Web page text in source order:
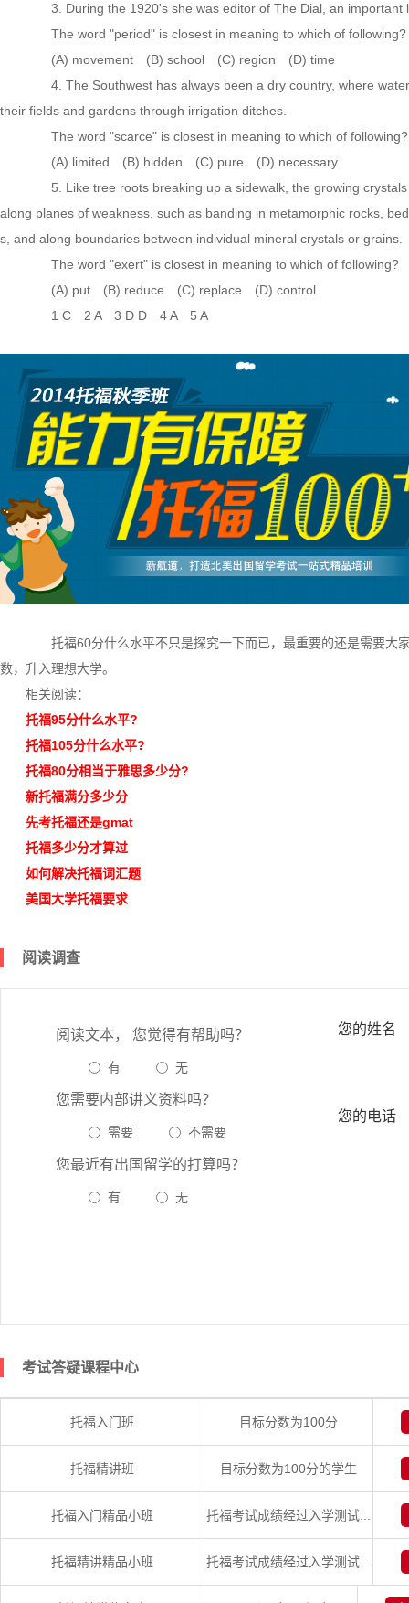
3. During the 1920's she was editor of The Dial, an important
The word "period" is closest in meaning to which of following?
(A) movement (B) school (C) region (D) time
4. The Southwest has always been a dry country, where
their fields and gardens through irrigation ditches.
The word "scarce" is closest in meaning to which of following?
(A) limited (B) hidden (C) pure (D) necessary
5. Like tree roots breaking up a sidewalk, the growing
along planes of weakness, such as banding in metamorphic rocks,
s, and along boundaries between individual mineral crystals or grains.
The word "exert" is closest in meaning to which of following?
(A) put (B) reduce (C) replace (D) control
1 C 2 A 3 D D 4 A 5 A
托福60分什么水平不只是探究一下而已，最重要的还是需要大
数，升入理想大学。
相关阅读：
托福95分什么水平?
托福105分什么水平?
托福80分相当于雅思多少分?
新托福满分多少分
先考托福还是gmat
托福多少分才算过
如何解决托福词汇题
美国大学托福要求
阅读调查
阅读文本， 您觉得有帮助吗？
有 无
您需要内部讲义资料吗？
需要 不需要
您最近有出国留学的打算吗？
有 无
您的姓名
您的电话
考试答疑课程中心
托福入门班 目标分数为100分
托福精讲班 目标分数为100分的学生
托福入门精品小班 托福考试成绩经过入学测试...
托福精讲精品小班 托福考试成绩经过入学测试...